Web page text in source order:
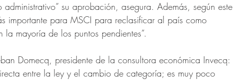
su aprobación, asegura. Además, según este
importante para MSCI para reclasificar al país como
mayoría de los puntos pendientes”.
Domecq, presidente de la consultora económica Invecq:
entre la ley y el cambio de categoría; es muy poco